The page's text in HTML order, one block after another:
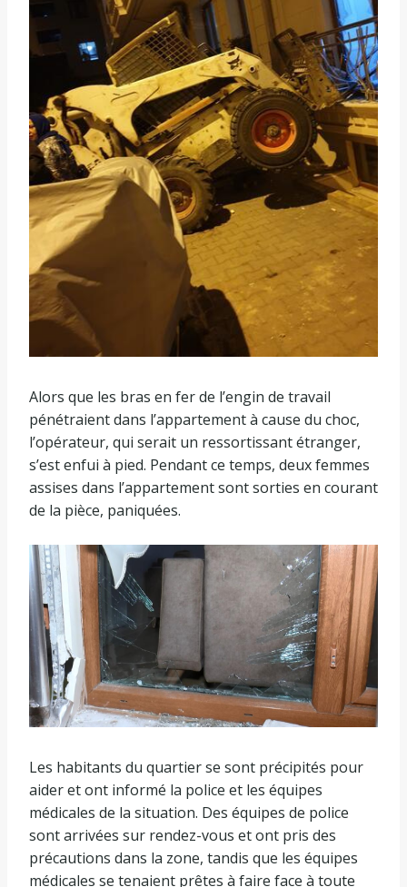
Alors que les bras en fer de l’engin de travail
pénétraient dans l’appartement à cause du choc,
l’opérateur, qui serait un ressortissant étranger,
s’est enfui à pied. Pendant ce temps, deux femmes
assises dans l’appartement sont sorties en courant
de la pièce, paniquées.
Les habitants du quartier se sont précipités pour
aider et ont informé la police et les équipes
médicales de la situation. Des équipes de police
sont arrivées sur rendez-vous et ont pris des
précautions dans la zone, tandis que les équipes
médicales se tenaient prêtes à faire face à toute